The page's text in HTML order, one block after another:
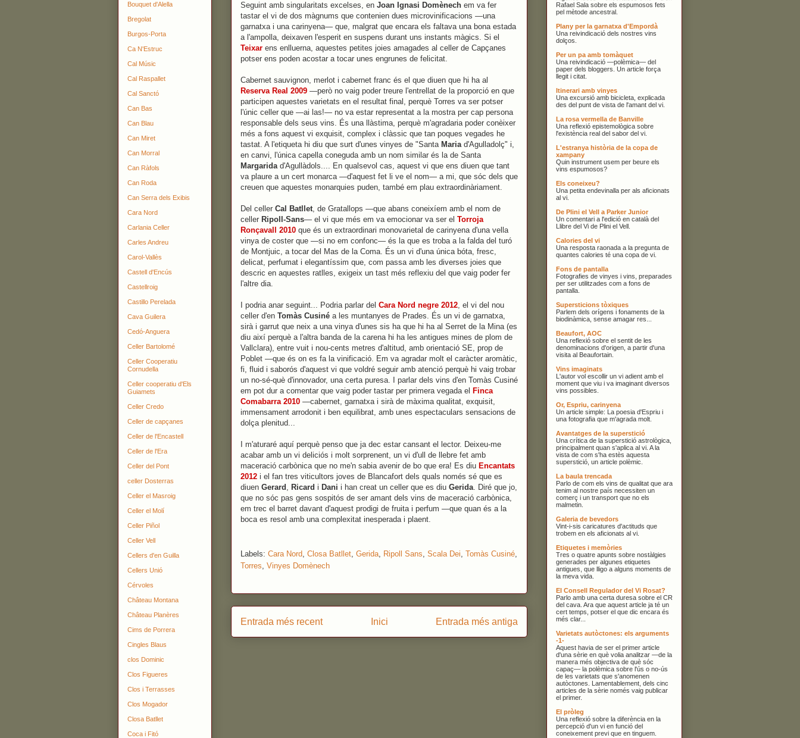
Seguint amb singularitats excelses, en Joan Ignasi Domènech em va fer
tastar el vi de dos màgnums que contenien dues microvinificacions —una
garnatxa i una carinyena— que, malgrat que encara els faltava una bona estada
a l'ampolla, deixaven l'esperit en suspens durant uns instants màgics. Si el
Teixar ens enlluerna, aquestes petites joies amagades al celler de Capçanes
potser ens poden acostar a tocar unes engrunes de felicitat.
Cabernet sauvignon, merlot i cabernet franc és el que diuen que hi ha al
Reserva Real 2009 —però no vaig poder treure l'entrellat de la proporció en que
participen aquestes varietats en el resultat final, perquè Torres va ser potser
l'únic celler que —ai las!— no va estar representat a la mostra per cap persona
responsable dels seus vins. És una llàstima, perquè m'agradaria poder conèixer
més a fons aquest vi exquisit, complex i clàssic que tan poques vegades he
tastat. A l'etiqueta hi diu que surt d'unes vinyes de "Santa Maria d'Agulladolç" i,
en canvi, l'única capella coneguda amb un nom similar és la de Santa
Margarida d'Agullàdols.... En qualsevol cas, aquest vi que ens diuen que tant
va plaure a un cert monarca —d'aquest fet li ve el nom— a mi, que sóc dels que
creuen que aquestes monarquies puden, també em plau extraordinàriament.
Del celler Cal Batllet , de Gratallops —que abans coneixíem amb el nom de
celler Ripoll-Sans— el vi que més em va emocionar va ser el Torroja
Ronçavall 2010 que és un extraordinari monovarietal de carinyena d'una vella
vinya de coster que —si no em confonc— és la que es troba a la falda del turó
de Montjuic, a tocar del Mas de la Coma. És un vi d'una única bóta, fresc,
delicat, perfumat i elegantíssim que, com passa amb les diverses joies que
descric en aquestes ratlles, exigeix un tast més reflexiu del que vaig poder fer
l'altre dia.
I podria anar seguint... Podria parlar del Cara Nord negre 2012 , el vi del nou
celler d'en Tomàs Cusiné a les muntanyes de Prades. És un vi de garnatxa,
sirà i garrut que neix a una vinya d'unes sis ha que hi ha al Serret de la Mina (es
diu així perquè a l'altra banda de la carena hi ha les antigues mines de plom de
Vallclara), entre vuit i nou-cents metres d'altitud, amb orientació SE, prop de
Poblet —que és on es fa la vinificació. Em va agradar molt el caràcter aromàtic,
fi, fluid i saborós d'aquest vi que voldré seguir amb atenció perquè hi vaig trobar
un no-sé-què d'innovador, una certa puresa. I parlar dels vins d'en Tomàs Cusiné
em pot dur a comentar que vaig poder tastar per primera vegada el Finca
Comabarra 2010 —cabernet, garnatxa i sirà de màxima qualitat, exquisit,
immensament arrodonit i ben equilibrat, amb unes espectaculars sensacions de
dolça plenitud...
I m'aturaré aquí perquè penso que ja dec estar cansant el lector. Deixeu-me
acabar amb un vi deliciós i molt sorprenent, un vi d'ull de llebre fet amb
maceració carbònica que no me'n sabia avenir de bo que era! Es diu Encantats
2012 i el fan tres viticultors joves de Blancafort dels quals només sé que es
diuen Gerard Ricard i Dani i han creat un celler que es diu Gerida . Diré que jo,
que no sóc pas gens sospitós de ser amant dels vins de maceració carbònica,
em trec el barret davant d'aquest prodigi de fruita i perfum —que quan és a la
boca es resol amb una complexitat inesperada i plaent.
Labels: Cara Nord, Closa Batllet, Gerida, Ripoll Sans, Scala Dei, Tomàs Cusiné,
Torres, Vinyes Domènech
Entrada més recent Entrada més antiga
Inici
Bouquet d'Alella
Bregolat
Burgos-Porta
Ca N'Estruc
Cal Músic
Cal Raspallet
Cal Sanctó
Can Bas
Can Blau
Can Miret
Can Morral
Can Ràfols
Can Roda
Can Serra dels Exibis
Cara Nord
Carlania Celler
Carles Andreu
Carol-Vallès
Castell d'Encús
Castellroig
Castillo Perelada
Cava Guilera
Cedó-Anguera
Celler Bartolomé
Celler Cooperatiu
Cornudella
Celler cooperatiu d'Els
Guiamets
Celler Credo
Celler de capçanes
Celler de l'Encastell
Celler de l'Era
Celler del Pont
celler Dosterras
Celler el Masroig
Celler el Molí
Celler Piñol
Celler Vell
Cellers d'en Guilla
Cellers Unió
Cérvoles
Château Montana
Château Planères
Cims de Porrera
Cingles Blaus
clos Dominic
Clos Figueres
Clos i Terrasses
Clos Mogador
Closa Batllet
Coca i Fitó
Rafael Sala sobre els espumosos fets
pel mètode ancestral.
Plany per la garnatxa d'Empordà
Una reivindicació dels nostres vins
dolços.
Per un pa amb tomàquet
Una reivindicació —polèmica— del
paper dels bloggers. Un article força
llegit i citat.
Itinerari amb vinyes
Una excursió amb bicicleta, explicada
des del punt de vista de l'amant del vi.
La rosa vermella de Banville
Una reflexió epistemològica sobre
l'existència real del sabor del vi.
L'estranya història de la copa de
xampany
Quin instrument usem per beure els
vins espumosos?
Els coneixeu?
Una petita endevinalla per als aficionats
al vi.
De Plini el Vell a Parker Junior
Un comentari a l'edició en català del
Llibre del Vi de Plini el Vell.
Calories del vi
Una resposta raonada a la pregunta de
quantes calories té una copa de vi.
Fons de pantalla
Fotografies de vinyes i vins, preparades
per ser utilitzades com a fons de
pantalla.
Supersticions tòxiques
Parlem dels orígens i fonaments de la
biodinàmica, sense amagar res...
Beaufort, AOC
Una reflexió sobre el sentit de les
denominacions d'origen, a partir d'una
visita al Beaufortain.
Vins imaginats
L'autor vol escollir un vi adient amb el
moment que viu i va imaginant diversos
vins possibles.
Or, Espriu, carinyena
Un article simple: La poesia d'Espriu i
una fotografia que m'agrada molt.
Avantatges de la superstició
Una crítica de la superstició astrològica,
principalment quan s'aplica al vi. A la
vista de com s'ha estès aquesta
superstició, un article polèmic.
La baula trencada
Parlo de com els vins de qualitat que ara
tenim al nostre país necessiten un
comerç i un transport que no els
malmetin.
Galeria de bevedors
Vint-i-sis caricatures d'actituds que
trobem en els aficionats al vi.
Etiquetes i memòries
Tres o quatre apunts sobre nostàlgies
generades per algunes etiquetes
antigues, que lligo a alguns moments de
la meva vida.
El Consell Regulador del Vi Rosat?
Parlo amb una certa duresa sobre el CR
del cava. Ara que aquest article ja té un
cert temps, potser el que dic encara és
més clar...
Varietats autòctones: els arguments
-1-
Aquest havia de ser el primer article
d'una sèrie en què volia analitzar —de la
manera més objectiva de què sóc
capaç— la polèmica sobre l'ús o no-ús
de les varietats que s'anomenen
autòctones. Lamentablement, dels cinc
articles de la sèrie només vaig publicar
el primer.
El pròleg
Una reflexió sobre la diferència en la
percepció d'un vi en funció del
coneixement previ que en tinguem.